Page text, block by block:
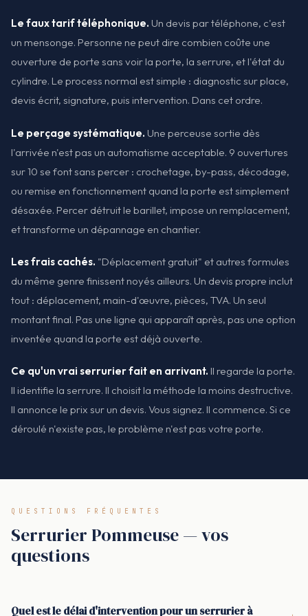
Le faux tarif téléphonique. Un devis par téléphone, c'est
un mensonge. Personne ne peut dire combien coûte une
ouverture de porte sans voir la porte, la serrure, et l'état du
cylindre. Le process normal est simple : diagnostic sur place,
devis écrit, signature, puis intervention. Dans cet ordre.
Le perçage systématique. Une perceuse sortie dès
l'arrivée n'est pas un automatisme acceptable. 9 ouvertures
sur 10 se font sans percer : crochetage, by-pass, décodage,
ou remise en fonctionnement quand la porte est simplement
désaxée. Percer détruit le barillet, impose un remplacement,
et transforme un dépannage en chantier.
Les frais cachés. "Déplacement gratuit" et autres formules
du même genre finissent noyés ailleurs. Un devis propre inclut
tout : déplacement, main-d'œuvre, pièces, TVA. Un seul
montant final. Pas une ligne qui apparaît après, pas une option
inventée quand la porte est déjà ouverte.
Ce qu'un vrai serrurier fait en arrivant. Il regarde la porte.
Il identifie la serrure. Il choisit la méthode la moins destructive.
Il annonce le prix sur un devis. Vous signez. Il commence. Si ce
déroulé n'existe pas, le problème n'est pas votre porte.
QUESTIONS FRÉQUENTES
Serrurier Pommeuse — vos
questions
Quel est le délai d'intervention pour un serrurier à